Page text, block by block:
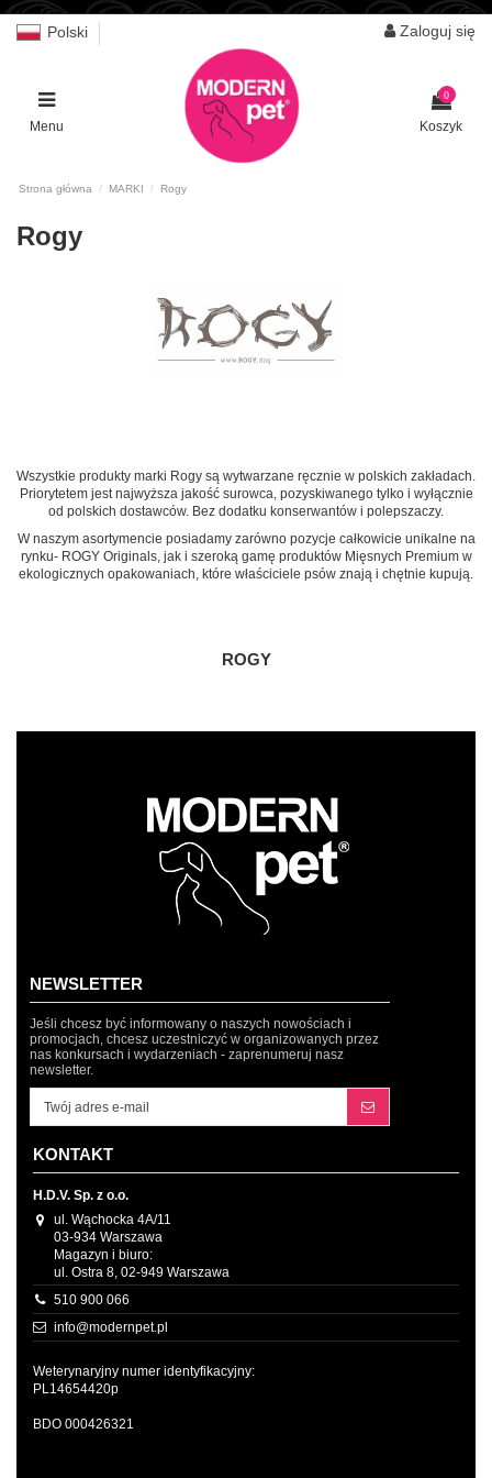
Polski Zaloguj się
Menu
0
Koszyk
Strona główna MARKI Rogy
Rogy
Wszystkie produkty marki Rogy są wytwarzane ręcznie w polskich zakładach.
Priorytetem jest najwyższa jakość surowca, pozyskiwanego tylko i wyłącznie
od polskich dostawców. Bez dodatku konserwantów i polepszaczy.
W naszym asortymencie posiadamy zarówno pozycje całkowicie unikalne na
rynku- ROGY Originals, jak i szeroką gamę produktów Mięsnych Premium w
ekologicznych opakowaniach, które właściciele psów znają i chętnie kupują.
ROGY
NEWSLETTER
Jeśli chcesz być informowany o naszych nowościach i
promocjach, chcesz uczestniczyć w organizowanych przez
nas konkursach i wydarzeniach - zaprenumeruj nasz
newsletter.
KONTAKT
H.D.V. Sp. z o.o.
ul. Wąchocka 4A/11
03-934 Warszawa
Magazyn i biuro:
ul. Ostra 8, 02-949 Warszawa
510 900 066
info@modernpet.pl
Weterynaryjny numer identyfikacyjny:
PL14654420p
BDO 000426321